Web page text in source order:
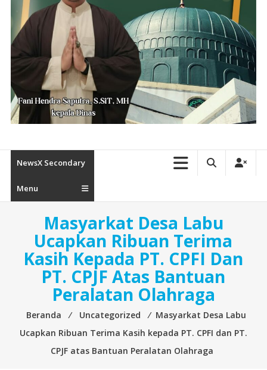
NewsX Secondary
Menu
Masyarkat Desa Labu
Ucapkan Ribuan Terima
Kasih Kepada PT. CPFI Dan
PT. CPJF Atas Bantuan
Peralatan Olahraga
Beranda ⁄ Uncategorized ⁄ Masyarkat Desa Labu
Ucapkan Ribuan Terima Kasih kepada PT. CPFI dan PT.
CPJF atas Bantuan Peralatan Olahraga